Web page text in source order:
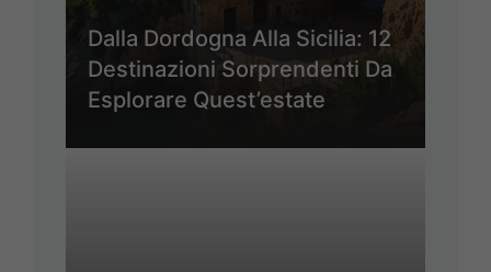
Dalla Dordogna Alla Sicilia: 12
Destinazioni Sorprendenti Da
Esplorare Quest’estate